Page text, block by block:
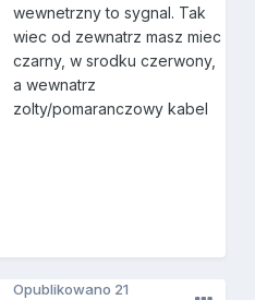
wewnetrzny to sygnal. Tak
wiec od zewnatrz masz miec
czarny, w srodku czerwony,
a wewnatrz
zolty/pomaranczowy kabel
Opublikowano 21